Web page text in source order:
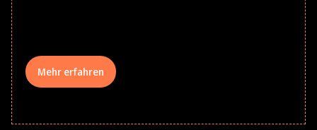
Mehr erfahren